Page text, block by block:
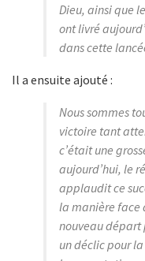
Dieu, ainsi que
ont livré
dans cette
Il a ensuite ajouté :
Nous sommes
victoire tant
c’était une
aujourd’hui, le
applaudit ce
la manière face
nouveau départ
un déclic pour